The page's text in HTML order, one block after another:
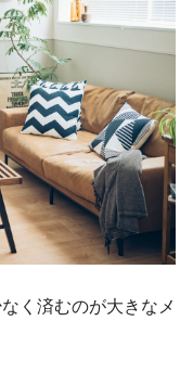
く済むのが大きなメ